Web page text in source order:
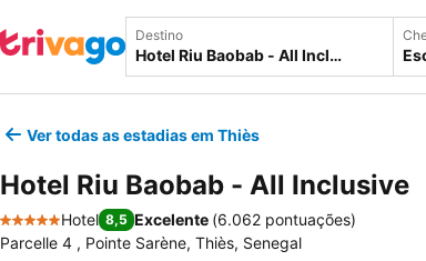
Destino
Ver todas as estadias em Thiès
Hotel Riu Baobab - All Inclusive
5 Estrelas
Hotel 8,5 Excelente (6.062 pontuações)
Parcelle 4 , Pointe Sarène, Thiès, Senegal